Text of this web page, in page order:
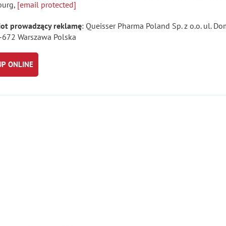
[email protected]
prowadzący reklamę: Queisser Pharma Poland Sp. z o.o. ul.
Warszawa Polska
ONLINE